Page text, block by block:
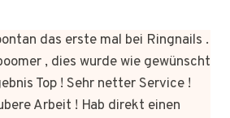
das erste mal bei Ringnails .
, dies wurde wie gewünscht
Top ! Sehr netter Service !
Arbeit ! Hab direkt einen